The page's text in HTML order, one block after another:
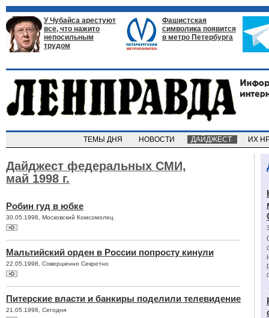
У Чубайса арестуют
все, что нажито
непосильным
трудом
Фашистская
символика появится
в метро Петербурга
ТЕМЫ ДНЯ НОВОСТИ ДАЙДЖЕСТ ИХ
Дайджест федеральных СМИ,
май 1998 г.
Робин гуд в юбке
30.05.1998, Московский Комсомолец
Мальтийский орден в России попросту кинули
22.05.1998, Совершенно Секретно
Питерские власти и банкиры поделили телевидение
21.05.1998, Сегодня